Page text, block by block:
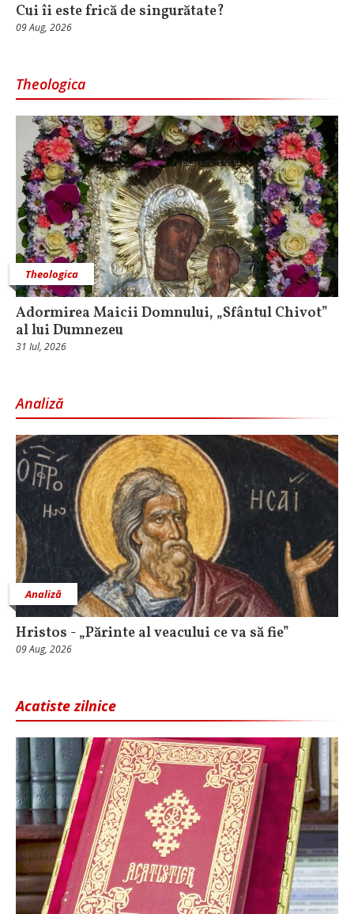
Cui îi este frică de singurătate?
09 Aug, 2026
Theologica
Theologica
Adormirea Maicii Domnului, „Sfântul Chivot”
al lui Dumnezeu
31 Iul, 2026
Analiză
Analiză
Hristos - „Părinte al veacului ce va să fie”
09 Aug, 2026
Acatiste zilnice